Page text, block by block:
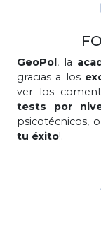
GeoPol, la
gracias a los
ver los
tests por
psicotécnicos,
tu éxito!.